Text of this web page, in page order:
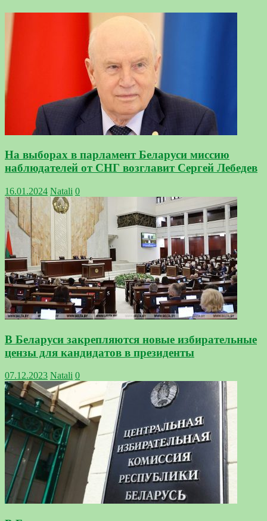
На выборах в парламент Беларуси миссию
наблюдателей от СНГ возглавит Сергей Лебедев
16.01.2024 Natali 0
В Беларуси закрепляются новые избирательные
цензы для кандидатов в президенты
07.12.2023 Natali 0